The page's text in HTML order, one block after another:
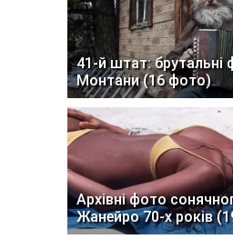
41-й штат: брутальні
Монтани (16 фото)
Архівні фото
Жанейро 70-х років